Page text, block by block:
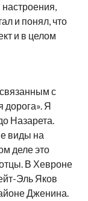
и понял, что
и в целом
с
дорога». Я
Назарета.
виды на
деле это
В Хевроне
Эль Яков
Дженина.